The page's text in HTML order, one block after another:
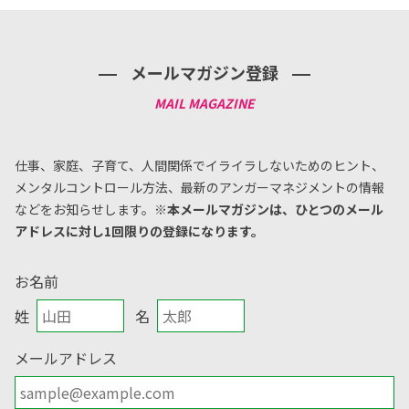
メールマガジン登録
仕事、家庭、子育て、人間関係でイライラしないためのヒント、
メンタルコントロール方法、 最新のアンガーマネジメントの情報
などをお知らせします。 ※本メールマガジンは、ひとつのメール
アドレスに対し1回限りの登録になります。
お名前
姓
名
メールアドレス